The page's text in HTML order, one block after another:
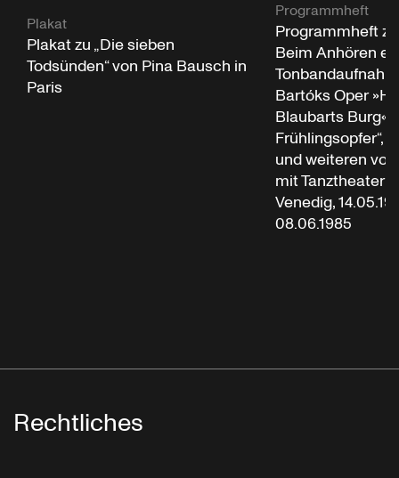
Plakat
Plakat zu „Die sieben
Todsünden“ von Pina Bausch in
Paris
Programmheft
Programmheft
Beim Anhören
Bartóks Oper
Blaubarts Burg«“,
Frühlingsopfer“,
und weiteren
mit Tanztheater
Venedig,
08.06.1985
Rechtliches